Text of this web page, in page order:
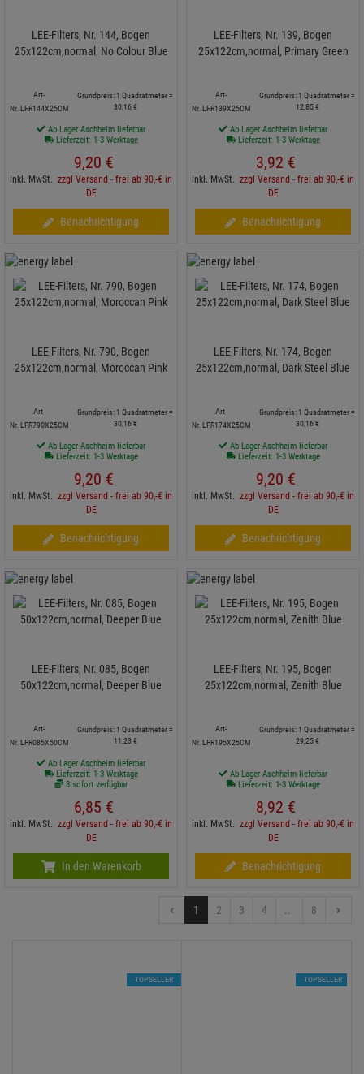
LEE-Filters, Nr. 144, Bogen
25x122cm,normal, No Colour Blue
Art-
Nr. LFR144X25CM
Grundpreis: 1 Quadratmeter =
30, 16 €
Ab Lager Aschheim lieferbar
Lieferzeit: 1-3 Werktage
9,20 €
inkl. MwSt. zzgl Versand - frei ab 90,-€ in
DE
Benachrichtigung
LEE-Filters, Nr. 139, Bogen
25x122cm,normal, Primary Green
Art-
Nr. LFR139X25CM
Grundpreis: 1 Quadratmeter =
12, 85 €
Ab Lager Aschheim lieferbar
Lieferzeit: 1-3 Werktage
3,92 €
inkl. MwSt. zzgl Versand - frei ab 90,-€ in
DE
Benachrichtigung
LEE-Filters, Nr. 790, Bogen
25x122cm,normal, Moroccan Pink
Art-
Nr. LFR790X25CM
Grundpreis: 1 Quadratmeter =
30,16 €
Ab Lager Aschheim lieferbar
Lieferzeit: 1-3 Werktage
9,20 €
inkl. MwSt. zzgl Versand - frei ab 90,-€ in
DE
Benachrichtigung
LEE-Filters, Nr. 174, Bogen
25x122cm,normal, Dark Steel Blue
Art-
Nr. LFR174X25CM
Grundpreis: 1 Quadratmeter =
30,16 €
Ab Lager Aschheim lieferbar
Lieferzeit: 1-3 Werktage
9,20 €
inkl. MwSt. zzgl Versand - frei ab 90,-€ in
DE
Benachrichtigung
LEE-Filters, Nr. 085, Bogen
50x122cm,normal, Deeper Blue
Art-
Nr. LFR085X50CM
Grundpreis: 1 Quadratmeter =
11, 23 €
Ab Lager Aschheim lieferbar
Lieferzeit: 1-3 Werktage
8 sofort verfügbar
6,85 €
inkl. MwSt. zzgl Versand - frei ab 90,-€ in
DE
In den Warenkorb
LEE-Filters, Nr. 195, Bogen
25x122cm,normal, Zenith Blue
Art-
Nr. LFR195X25CM
Grundpreis: 1 Quadratmeter =
29,25 €
Ab Lager Aschheim lieferbar
Lieferzeit: 1-3 Werktage
8,92 €
inkl. MwSt. zzgl Versand - frei ab 90,-€ in
DE
Benachrichtigung
1 2 3 4 8
TOPSELLER TOPSELLER